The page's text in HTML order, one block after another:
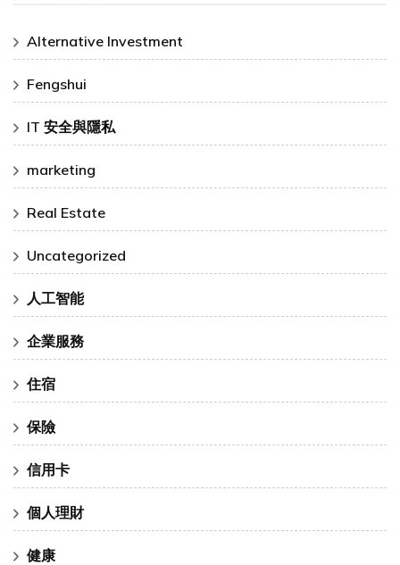
Alternative Investment
Fengshui
IT 安全與隱私
marketing
Real Estate
Uncategorized
人工智能
企業服務
住宿
保險
信用卡
個人理財
健康